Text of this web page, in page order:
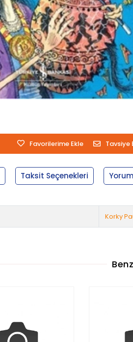
Favorilerime Ekle Tavsiye
Taksit Seçenekleri
Korky